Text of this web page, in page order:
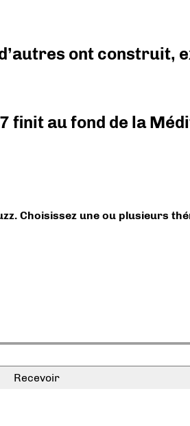
ont construit,
finit au fond de la
Choisissez une ou plusieurs